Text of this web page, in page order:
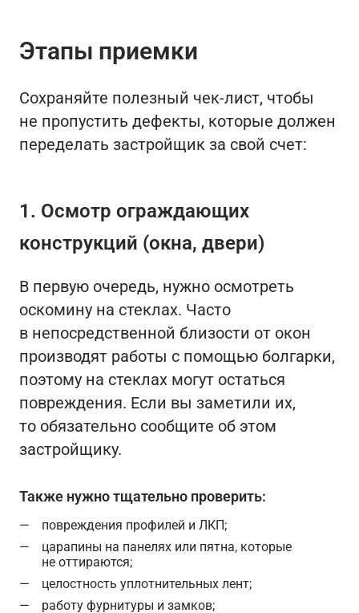
Этапы приемки
Сохраняйте полезный чек-лист, чтобы
не пропустить дефекты, которые должен
переделать застройщик за свой счет:
1. Осмотр ограждающих
конструкций (окна, двери)
В первую очередь, нужно осмотреть
оскомину на стеклах. Часто
в непосредственной близости от окон
производят работы с помощью болгарки,
поэтому на стеклах могут остаться
повреждения. Если вы заметили их,
то обязательно сообщите об этом
застройщику.
Также нужно тщательно проверить:
повреждения профилей и ЛКП;
царапины на панелях или пятна, которые
не оттираются;
целостность уплотнительных лент;
работу фурнитуры и замков;